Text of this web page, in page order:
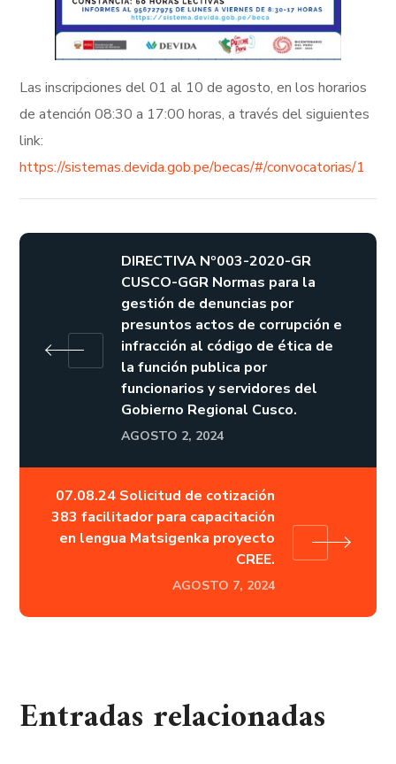
Las inscripciones del 01 al 10 de agosto, en los horarios
de atención 08:30 a 17:00 horas, a través del siguientes
link:
https://sistemas.devida.gob.pe/becas/#/convocatorias/1
DIRECTIVA Nº003-2020-GR
CUSCO-GGR Normas para la
gestión de denuncias por
presuntos actos de corrupción e
infracción al código de ética de
la función publica por
funcionarios y servidores del
Gobierno Regional Cusco.
AGOSTO 2, 2024
07.08.24 Solicitud de cotización
383 facilitador para capacitación
en lengua Matsigenka proyecto
CREE.
AGOSTO 7, 2024
Entradas relacionadas